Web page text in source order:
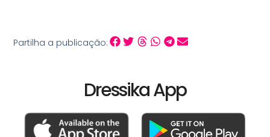
Partilha a publicação:
Dressika App